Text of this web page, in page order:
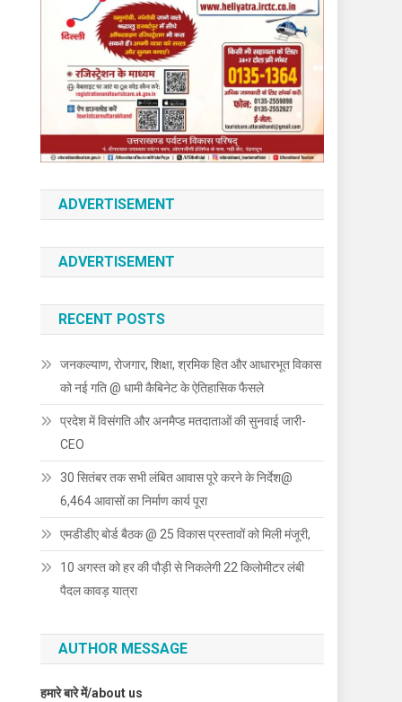
ADVERTISEMENT
ADVERTISEMENT
RECENT POSTS
जनकल्याण, रोजगार, शिक्षा, श्रमिक हित और आधारभूत विकास
को नई गति @ धामी कैबिनेट के ऐतिहासिक फैसले
प्रदेश में विसंगति और अनमैप्ड मतदाताओं की सुनवाई जारी-
CEO
30 सितंबर तक सभी लंबित आवास पूरे करने के निर्देश@
6,464 आवासों का निर्माण कार्य पूरा
एमडीडीए बोर्ड बैठक @ 25 विकास प्रस्तावों को मिली मंजूरी,
10 अगस्त को हर की पौड़ी से निकलेगी 22 किलोमीटर लंबी
पैदल कावड़ यात्रा
AUTHOR MESSAGE
हमारे बारे में/about us